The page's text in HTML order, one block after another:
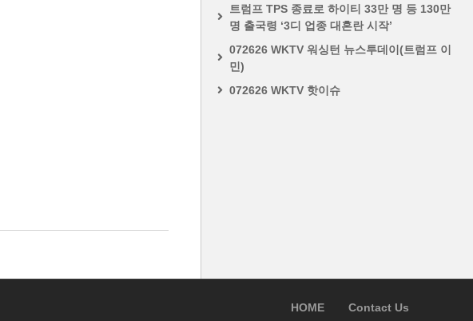
트럼프 TPS 종료로 하이티 33만 명 등 130만
명 출국령 ‘3디 업종 대혼란 시작’
072626 WKTV 워싱턴 뉴스투데이(트럼프 이
민)
072626 WKTV 핫이슈
HOME Contact Us